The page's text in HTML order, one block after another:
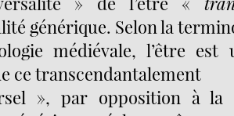
générique. Selon la
médiévale, l’être
ce transcendantalement
», par opposition à la